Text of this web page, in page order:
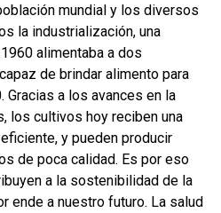
mundial y los diversos
la industrialización, una
alimentaba a dos
de brindar alimento para
Gracias a los avances en la
los cultivos hoy reciben una
y pueden producir
de poca calidad. Es por eso
a la sostenibilidad de la
ende a nuestro futuro. La salud